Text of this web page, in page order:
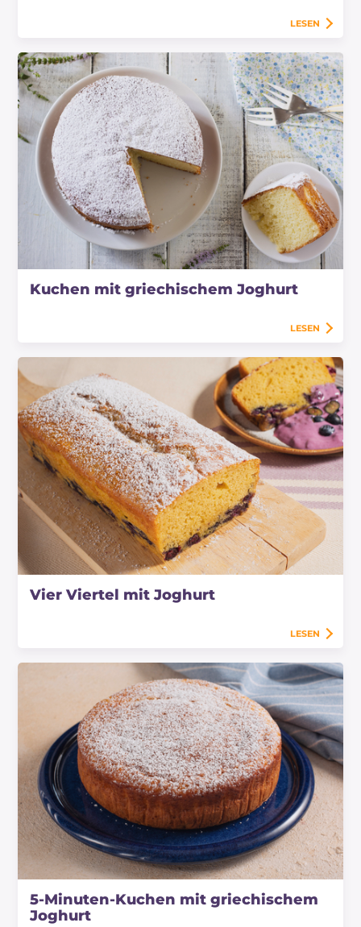
LESEN
Kuchen mit griechischem Joghurt
LESEN
Vier Viertel mit Joghurt
LESEN
5-Minuten-Kuchen mit griechischem
Joghurt